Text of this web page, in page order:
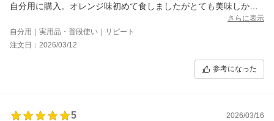
自分用に購入。オレンジ味初めて食しましたがとても美味しかっ
さらに表示
自分用｜実用品・普段使い｜リピート
注文日：2026/03/12
参考になった
5
2026/03/16